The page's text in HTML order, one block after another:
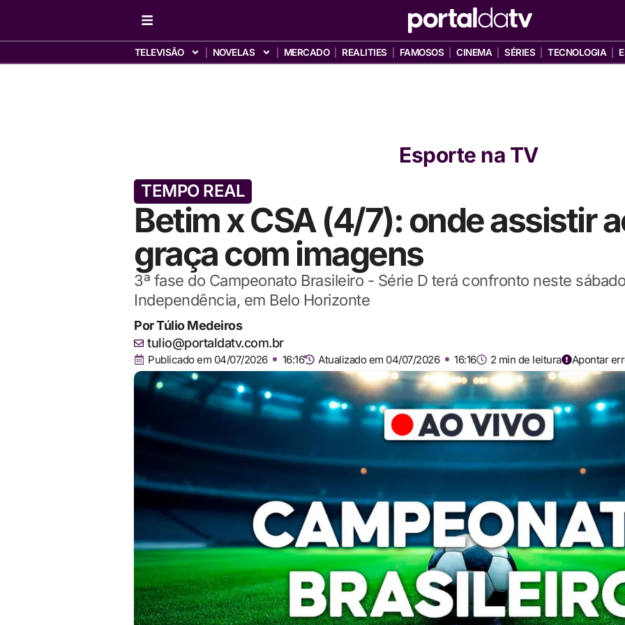
TELEVISÃO NOVELAS MERCADO REALITIES FAMOSOS CINEMA SÉRIES TECNOLOGIA
Esporte na TV
TEMPO REAL
Betim x CSA (4/7): onde assistir
graça com imagens
3ª fase do Campeonato Brasileiro - Série D terá confronto neste
Independência, em Belo Horizonte
PorTúlio Medeiros
tulio@portaldatv.com.br
Publicado em 04/07/2026 16:16 Atualizado em 04/07/2026 16:16 2 min de leitura Apontar